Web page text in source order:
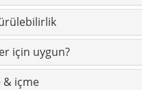
için uygun?
& içme